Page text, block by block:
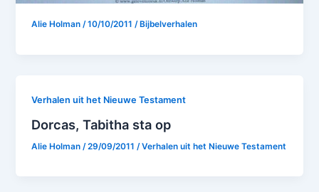
Alie Holman/10/10/2011/ Bijbelverhalen
Verhalen uit het Nieuwe Testament
Dorcas, Tabitha sta op
Alie Holman /29/09/2011 /Verhalen uit het Nieuwe Testament